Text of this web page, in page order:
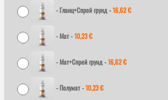
-Гланц+Спрей грунд-16,62€
-Мат-10,23€
-Мат+Спрей грунд-16,62€
-Полумат-10,23€